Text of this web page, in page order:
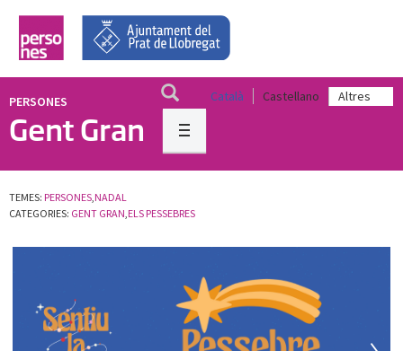
Català Castellano
PERSONES
Gent Gran
TEMES: PERSONES,NADAL
CATEGORIES: GENT GRAN,ELS PESSEBRES